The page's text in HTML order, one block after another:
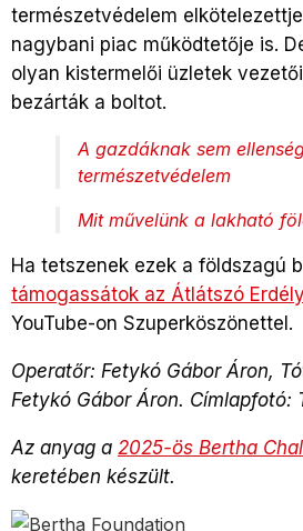
természetvédelem
nagybani piac működtetője is.
olyan kistermelői üzletek
bezárták a boltot.
A gazdáknak sem
természetvédelem
Mit művelünk a lakható
Ha tetszenek ezek a földszagú
támogassátok az Átlátszó
YouTube-on Szuperköszönettel.
Operatőr: Fetykó Gábor Áron,
Fetykó Gábor Áron. Címlapfotó:
Az anyag a 2025-ös Bertha
keretében készült.